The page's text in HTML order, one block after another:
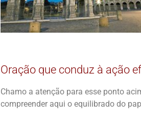
Oração que conduz à ação
Chamo a atenção para esse ponto
compreender aqui o equilibrado do